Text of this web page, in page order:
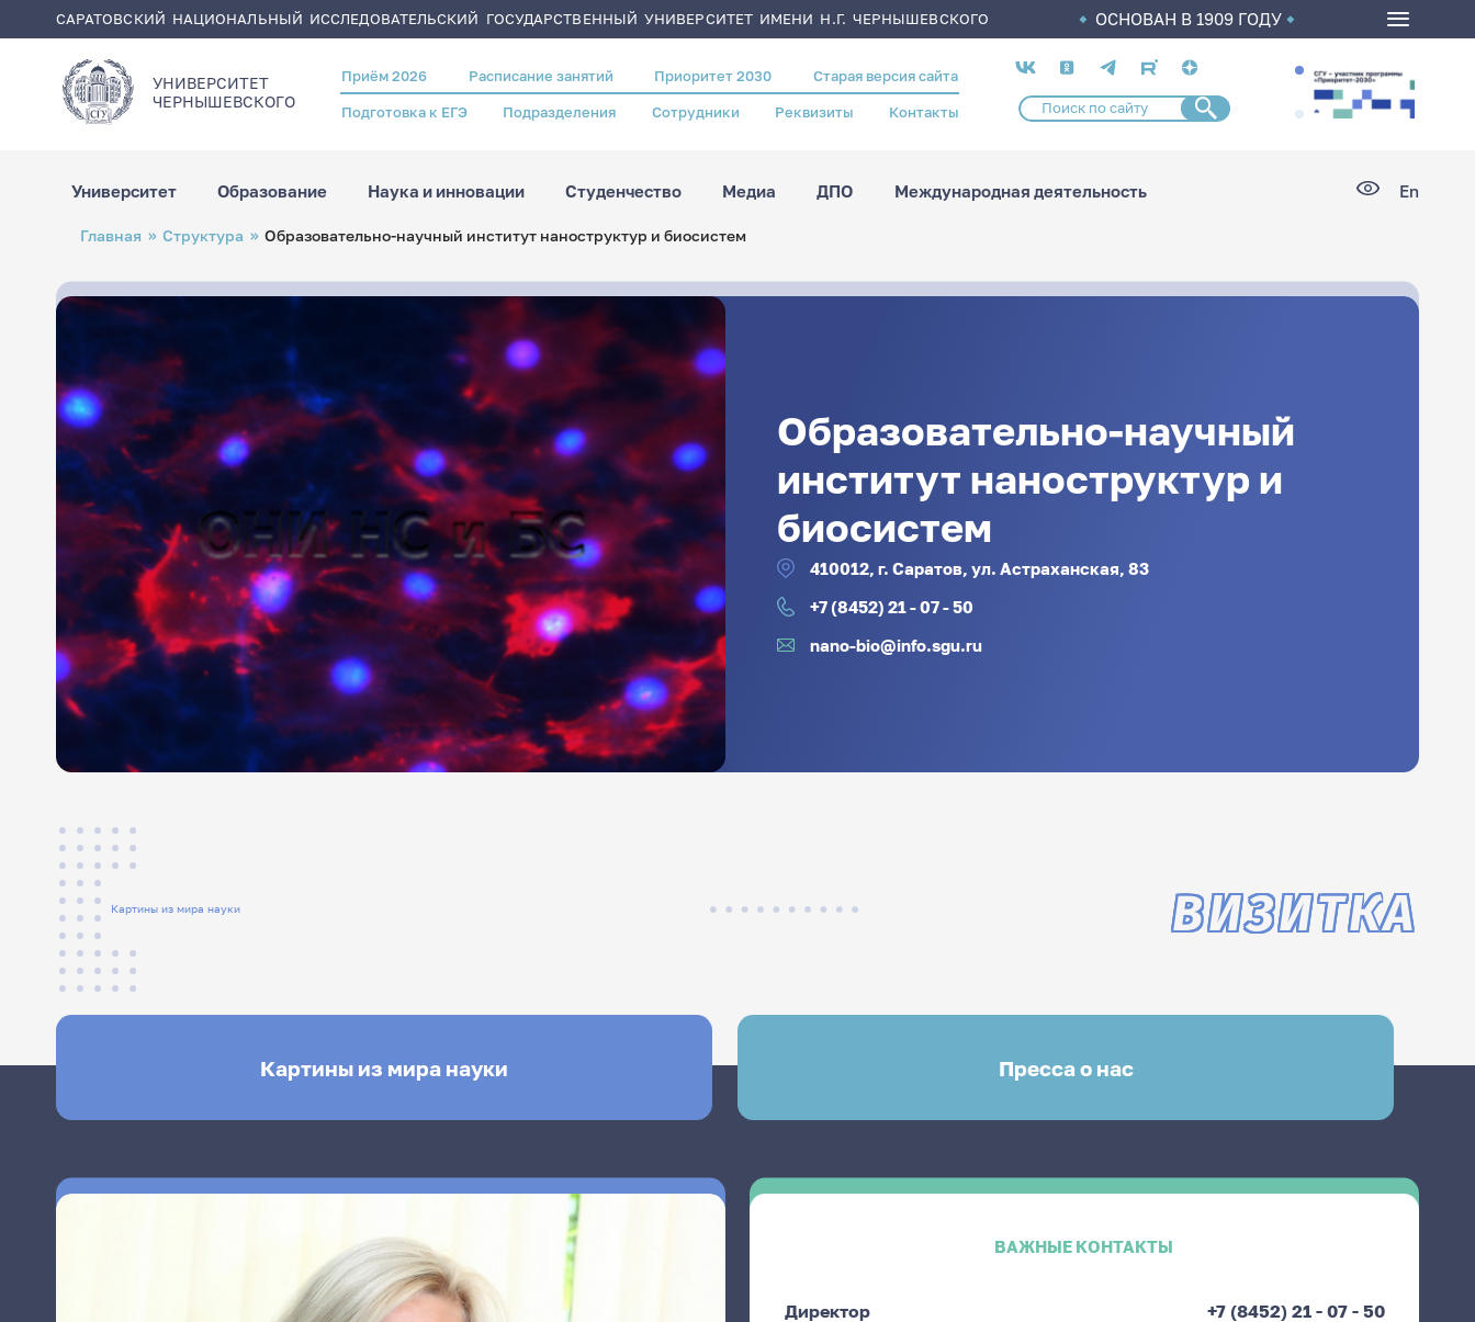
САРАТОВСКИЙ НАЦИОНАЛЬНЫЙ ИССЛЕДОВАТЕЛЬСКИЙ ГОСУДАРСТВЕННЫЙ УНИВЕРСИТЕТ ИМЕНИ Н.Г. ЧЕРНЫШЕВСКОГО ОСНОВАН В 1909 ГОДУ
УНИВЕРСИТЕТ
ЧЕРНЫШЕВСКОГO
Header
menu
Приём 2026 Расписание занятий Приоритет 2030 Старая версия сайта
Подготовка к ЕГЭ Подразделения Сотрудники Реквизиты Контакты
Социальные
сети
Университет Образование Наука и инновации Студенчество Медиа ДПО Международная деятельность En
Строка
навигации
Главная Структура Образовательно-научный институт наноструктур и биосистем
Образовательно-научный
институт наноструктур и
биосистем
410012, г. Саратов, ул. Астраханская, 83
+7 (8452) 21 - 07 - 50
nano-bio@info.sgu.ru
Картины из мира науки ВИЗИТКА
Картины из мира науки Пресса о нас
ВАЖНЫЕ КОНТАКТЫ
Директор
+7 (8452) 21 - 07 - 50